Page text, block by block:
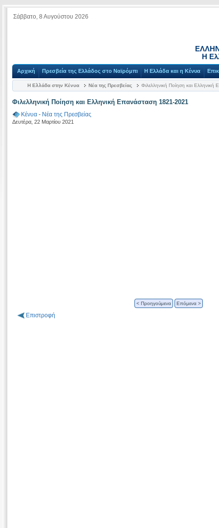
Σάββατο, 8 Αυγούστου 2026
Η
Αρχική Πρεσβεία της Ελλάδος στο Ναϊρόμπι Η Ελλάδα και η Κένυα
Η Ελλάδα στην Κένυα Νέα της Πρεσβείας Φιλελληνική Ποίηση και
Φιλελληνική Ποίηση και Ελληνική Επανάσταση 1821-2021
Κένυα - Νέα της Πρεσβείας
Δευτέρα, 22 Μαρτίου 2021
< Προηγούμενα Επόμενα >
Επιστροφή